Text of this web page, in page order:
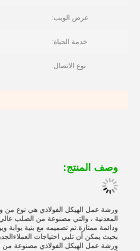
عرض الويب:
خدمة الحياة:
نوع الاتصال:
وصف المنتج:
ورشة عمل الهيكل الفولاذي هي نوع من
المعدنية ، والتي مصنوعة من الصلب
ودائمة ممتازة.تم تصميمه مع بنية بوابة
بحيث يمكن أن تلبي احتياجات
ورشة عمل الهيكل الفولاذي مصنوعة من